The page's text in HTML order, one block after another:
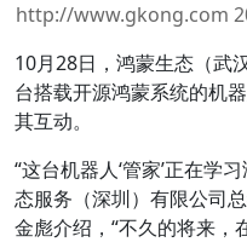
http://www.gkong.com
10月28日，鸿蒙生态（武
台搭载开源鸿蒙系统的机
其互动。
“这台机器人‘管家’正在学
态服务（深圳）有限公司
金彪介绍，“不久的将来，